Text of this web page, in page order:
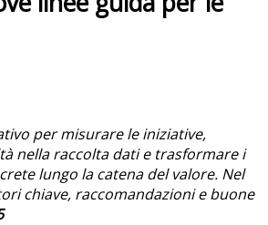
per misurare le iniziative,
nella raccolta dati e trasformare i
lungo la catena del valore. Nel
chiave, raccomandazioni e buone